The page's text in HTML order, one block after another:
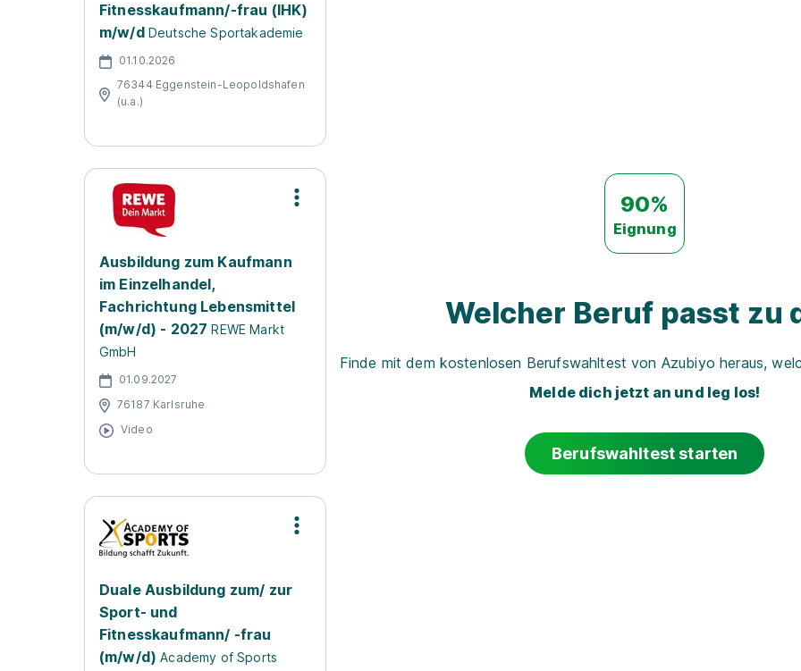
Fitnesskaufmann/-frau (IHK)
m/w/d Deutsche Sportakademie
01.10.2026
76344 Eggenstein-Leopoldshafen
(u.a.)
Ausbildung zum Kaufmann
im Einzelhandel,
Fachrichtung Lebensmittel
(m/w/d) - 2027 REWE Markt
GmbH
01.09.2027
76187 Karlsruhe
Video
Duale Ausbildung zum/ zur
Sport- und
Fitnesskaufmann/ -frau
(m/w/d) Academy of Sports
90%
Eignung
Welcher Beruf passt zu
Finde mit dem kostenlosen Berufswahltest von Azubiyo heraus,
Melde dich jetzt an und leg los!
Berufswahltest starten